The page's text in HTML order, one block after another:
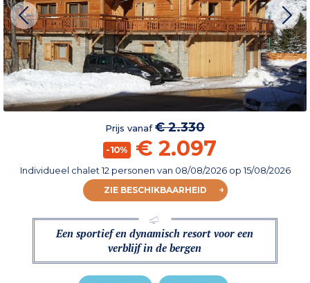
Prijs vanaf€ 2.330
-10% € 2.097
Individueel chalet 12 personen van 08/08/2026op 15/08/2026
ZIE BESCHIKBAARHEID
Een sportief en dynamisch resort voor een
verblijf in de bergen